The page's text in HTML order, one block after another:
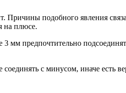
Причины подобного явления
на плюсе.
3 мм предпочтительно
с минусом, иначе есть